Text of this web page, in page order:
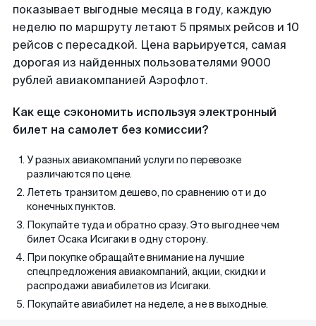
показывает выгодные месяца в году, каждую
неделю по маршруту летают 5 прямых рейсов и 10
рейсов с пересадкой. Цена варьируется, самая
дорогая из найденных пользователями 9000
рублей авиакомпанией Аэрофлот.
Как еще сэкономить используя электронный
билет на самолет без комиссии?
У разных авиакомпаний услуги по перевозке
различаются по цене.
Лететь транзитом дешево, по сравнению от и до
конечных пунктов.
Покупайте туда и обратно сразу. Это выгоднее чем
билет Осака Исигаки в одну сторону.
При покупке обращайте внимание на лучшие
спецпредложения авиакомпаний, акции, скидки и
распродажи авиабилетов из Исигаки.
Покупайте авиабилет на неделе, а не в выходные.